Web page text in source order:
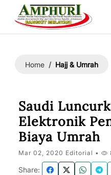
Home Hajj & Umrah
Saudi
Elektronik
Biaya Umrah
Mar 02, 2020 Editorial •
Share: